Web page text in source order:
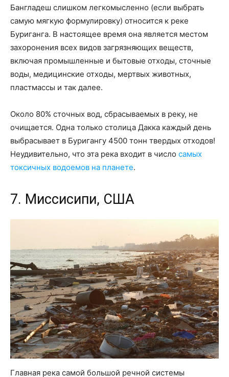
Бангладеш слишком легкомысленно (если выбрать
самую мягкую формулировку) относится к реке
Буриганга. В настоящее время она является местом
захоронения всех видов загрязняющих веществ,
включая промышленные и бытовые отходы, сточные
воды, медицинские отходы, мертвых животных,
пластмассы и так далее.
Около 80% сточных вод, сбрасываемых в реку, не
очищается. Одна только столица Дакка каждый день
выбрасывает в Буригангу 4500 тонн твердых отходов!
Неудивительно, что эта река входит в число самых
токсичных водоемов на планете.
7. Миссисипи, США
Главная река самой большой речной системы